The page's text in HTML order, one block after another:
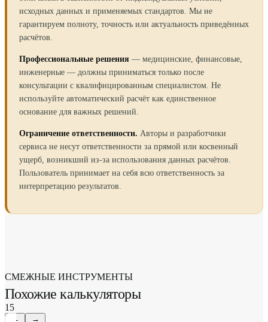
исходных данных и применяемых стандартов. Мы не
гарантируем полноту, точность или актуальность приведённых
расчётов.
Профессиональные решения — медицинские, финансовые,
инженерные — должны приниматься только после
консультации с квалифицированным специалистом. Не
используйте автоматический расчёт как единственное
основание для важных решений.
Ограничение ответственности. Авторы и разработчики
сервиса не несут ответственности за прямой или косвенный
ущерб, возникший из-за использования данных расчётов.
Пользователь принимает на себя всю ответственность за
интерпретацию результатов.
СМЕЖНЫЕ ИНСТРУМЕНТЫ
Похожие калькуляторы
15
← →